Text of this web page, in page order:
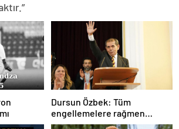
Dursun Özbek: Tüm
engellemelere rağmen
hedefimize ilerliyoruz